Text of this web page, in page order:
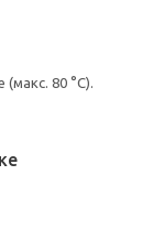
80 °C).